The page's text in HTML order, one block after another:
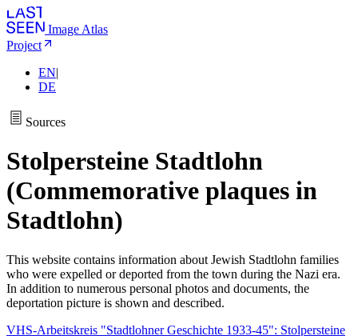
Image Atlas
Project
EN|
DE
Sources
Stolpersteine Stadtlohn
(Commemorative plaques in
Stadtlohn)
This website contains information about Jewish Stadtlohn families
who were expelled or deported from the town during the Nazi era.
In addition to numerous personal photos and documents, the
deportation picture is shown and described.
VHS-Arbeitskreis "Stadtlohner Geschichte 1933-45": Stolpersteine